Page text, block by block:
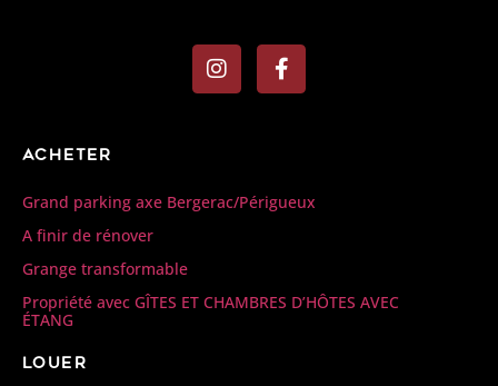
Acheter
Grand parking axe Bergerac/Périgueux
A finir de rénover
Grange transformable
Propriété avec GÎTES ET CHAMBRES D’HÔTES AVEC
ÉTANG
Louer